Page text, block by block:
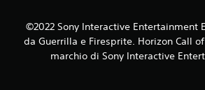
©2022 Sony Interactive Entertainment
da Guerrilla e Firesprite. Horizon Call
marchio di Sony Interactive